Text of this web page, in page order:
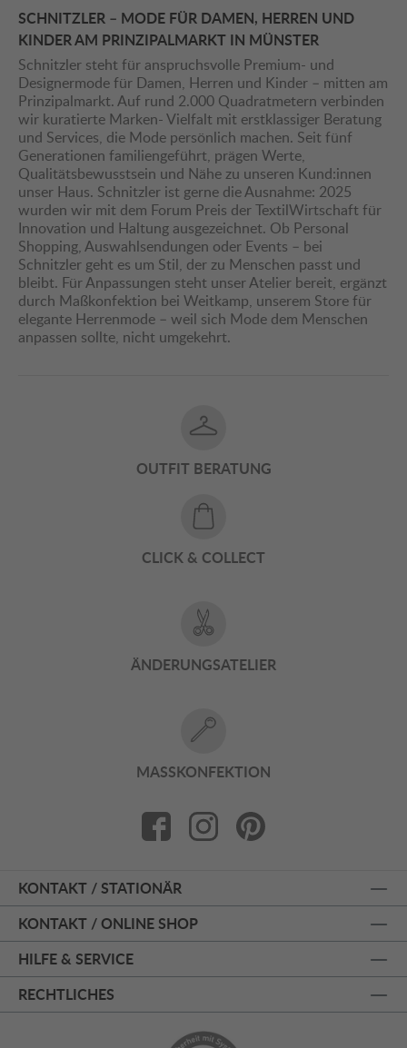
SCHNITZLER – MODE FÜR DAMEN, HERREN UND
KINDER AM PRINZIPALMARKT IN MÜNSTER
Schnitzler steht für anspruchsvolle Premium- und
Designermode für Damen, Herren und Kinder – mitten am
Prinzipalmarkt. Auf rund 2.000 Quadratmetern verbinden
wir kuratierte Marken- Vielfalt mit erstklassiger Beratung
und Services, die Mode persönlich machen. Seit fünf
Generationen familiengeführt, prägen Werte,
Qualitätsbewusstsein und Nähe zu unseren Kund:innen
unser Haus. Schnitzler ist gerne die Ausnahme: 2025
wurden wir mit dem Forum Preis der TextilWirtschaft für
Innovation und Haltung ausgezeichnet. Ob Personal
Shopping, Auswahlsendungen oder Events – bei
Schnitzler geht es um Stil, der zu Menschen passt und
bleibt. Für Anpassungen steht unser Atelier bereit, ergänzt
durch Maßkonfektion bei Weitkamp, unserem Store für
elegante Herrenmode – weil sich Mode dem Menschen
anpassen sollte, nicht umgekehrt.
OUTFIT BERATUNG
CLICK & COLLECT
ÄNDERUNGSATELIER
MASSKONFEKTION
KONTAKT / STATIONÄR
KONTAKT / ONLINE SHOP
HILFE & SERVICE
RECHTLICHES